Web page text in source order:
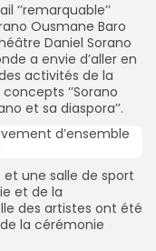
Ousmane Baro
Daniel Sorano
a envie d’aller en
activités de la
‘’Sorano
et sa diaspora’’.
une salle de sport
et de la
des artistes ont été
la cérémonie